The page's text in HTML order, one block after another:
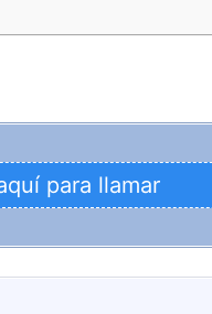
para llamar